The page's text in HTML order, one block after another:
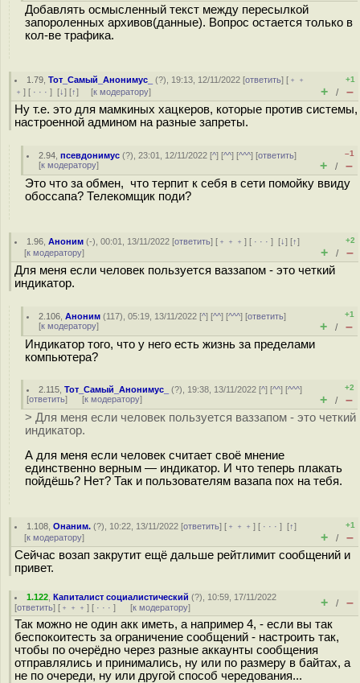
Добавлять осмысленный текст между пересылкой
запороленных архивов(данные). Вопрос остается только в
кол-ве трафика.
1.79 ,Тот_Самый_Анонимус_ (?), 19:13, 12/11/2022 [ответить] [ ﹢﹢
﹢ ] [ · · · ] [↓] [↑] [к модератору]
+1
+ / –
Ну т.е. это для мамкиных хацкеров, которые против системы,
настроенной админом на разные запреты.
2.94 ,псевдонимус (?), 23:01, 12/11/2022 [^] [^^] [^^^] [ответить]
[к модератору]
–1
+ / –
Это что за обмен, что терпит к себя в сети помойку ввиду
обоссапа? Телекомщик поди?
1.96 ,Аноним (-), 00:01, 13/11/2022 [ответить] [ ﹢﹢﹢] [ · · ·][↓] [↑]
[к модератору]
+2
+ / –
Для меня если человек пользуется ваззапом - это четкий
индикатор.
2.106 ,Аноним (117), 05:19, 13/11/2022 [^] [^^] [^^^] [ответить]
[к модератору]
+1
+ / –
Индикатор того, что у него есть жизнь за пределами
компьютера?
2.115 ,Тот_Самый_Анонимус_ (?), 19:38, 13/11/2022 [^] [^^] [^^^]
[ответить] [к модератору]
+2
+ / –
> Для меня если человек пользуется ваззапом - это четкий
индикатор.
А для меня если человек считает своё мнение
единственно верным — индикатор. И что теперь плакать
пойдёшь? Нет? Так и пользователям вазапа пох на тебя.
1.108 ,Онаним. (?), 10:22, 13/11/2022 [ответить] [ ﹢﹢﹢] [ · · ·][↑]
[к модератору]
+1
+ / –
Сейчас возап закрутит ещё дальше рейтлимит сообщений и
привет.
1.122 ,Капиталист социалистический (?), 10:59, 17/11/2022
[ответить] [ ﹢﹢﹢ ] [ · · · ] [к модератору] + / –
Так можно не один акк иметь, а например 4, - если вы так
беспокоитесть за ограничение сообщений - настроить так,
чтобы по очерёдно через разные аккаунты сообщения
отправлялись и принимались, ну или по размеру в байтах, а
не по очереди, ну или другой способ чередования...